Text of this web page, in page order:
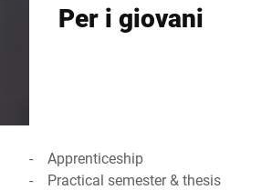
Per i giovani
- Apprenticeship
- Practical semester & thesis